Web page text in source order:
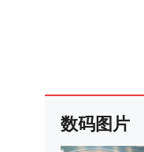
数码图片